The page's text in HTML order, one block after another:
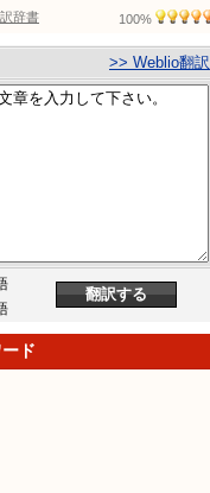
辞書 100%
>> Weblio翻訳
ド